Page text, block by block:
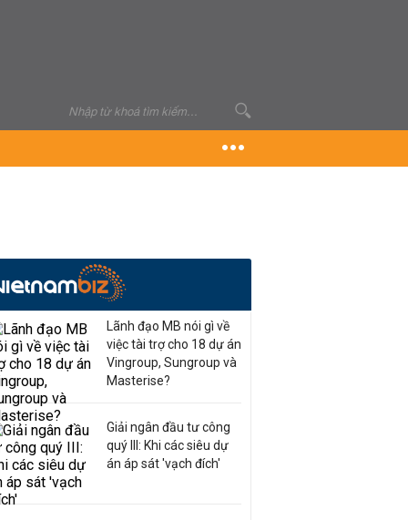
Lãnh đạo MB nói gì về
việc tài trợ cho 18 dự án
Vingroup, Sungroup và
Masterise?
Giải ngân đầu tư công
quý III: Khi các siêu dự
án áp sát 'vạch đích'